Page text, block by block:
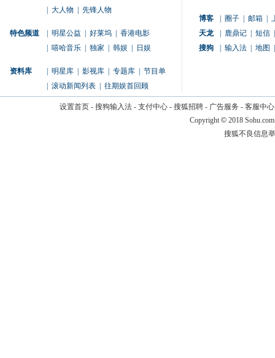
大人物 先锋人物
特色频道 明星公益 好莱坞
香港电影
嘻哈音乐 独家 韩娱 日娱
资料库 明星库 影视库 专题库
节目单
滚动新闻列表 往期娱首回顾
博客 圈子 邮箱
天龙
鹿鼎记 短信
搜狗
输入法 地图
设置首页- 搜狗输入法- 支付中心- 搜狐招聘- 广告服务 - 客服中心
Copyright © 2018
搜狐不良信息